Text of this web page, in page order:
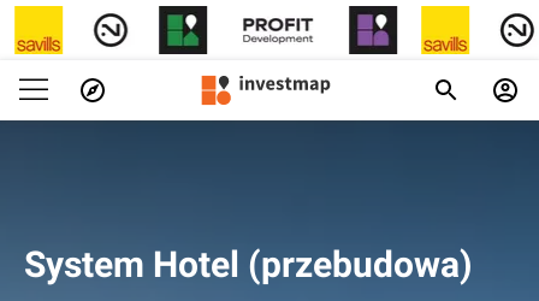
System Hotel (przebudowa)